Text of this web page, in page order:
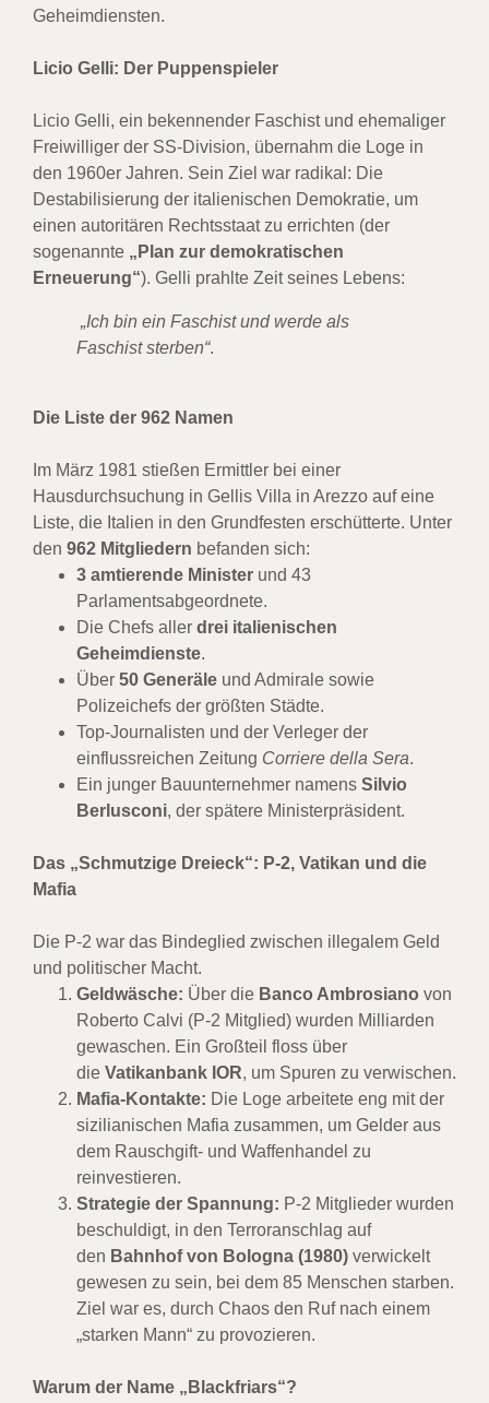
Geheimdiensten.
Licio Gelli: Der Puppenspieler
Licio Gelli, ein bekennender Faschist und ehemaliger
Freiwilliger der SS-Division, übernahm die Loge in
den 1960er Jahren. Sein Ziel war radikal: Die
Destabilisierung der italienischen Demokratie, um
einen autoritären Rechtsstaat zu errichten (der
sogenannte „Plan zur demokratischen
Erneuerung“). Gelli prahlte Zeit seines Lebens:
„Ich bin ein Faschist und werde als
Faschist sterben“.
Die Liste der 962 Namen
Im März 1981 stießen Ermittler bei einer
Hausdurchsuchung in Gellis Villa in Arezzo auf eine
Liste, die Italien in den Grundfesten erschütterte. Unter
den 962 Mitgliedern befanden sich:
3 amtierende Minister und 43
Parlamentsabgeordnete.
Die Chefs aller drei italienischen
Geheimdienste.
Über 50 Generäle und Admirale sowie
Polizeichefs der größten Städte.
Top-Journalisten und der Verleger der
einflussreichen Zeitung Corriere della Sera.
Ein junger Bauunternehmer namens Silvio
Berlusconi, der spätere Ministerpräsident.
Das „Schmutzige Dreieck“: P-2, Vatikan und die
Mafia
Die P-2 war das Bindeglied zwischen illegalem Geld
und politischer Macht.
Geldwäsche: Über die Banco Ambrosiano von
Roberto Calvi (P-2 Mitglied) wurden Milliarden
gewaschen. Ein Großteil floss über
die Vatikanbank IOR, um Spuren zu verwischen.
Mafia-Kontakte: Die Loge arbeitete eng mit der
sizilianischen Mafia zusammen, um Gelder aus
dem Rauschgift- und Waffenhandel zu
reinvestieren.
Strategie der Spannung: P-2 Mitglieder wurden
beschuldigt, in den Terroranschlag auf
den Bahnhof von Bologna (1980) verwickelt
gewesen zu sein, bei dem 85 Menschen starben.
Ziel war es, durch Chaos den Ruf nach einem
„starken Mann“ zu provozieren.
Warum der Name „Blackfriars“?